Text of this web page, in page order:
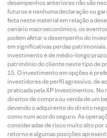
desempenhos anteriores não são
futuros e nenhuma declaração ou
feita neste material em relação a
cenário macroeconômico, os
podem afetar o desempenho do
em significativas perdas
investimento é de médio-longo
patrimônio do cliente neste tipo de
O investimento em opções é
investidores de perfil agressivo, de
praticada pela XP Investimentos.
direitos de compra ou venda de um
devendo o adquirente do direito
como num acordo seguro. As
consideradas de risco muito alto por
retorno e algumas posições